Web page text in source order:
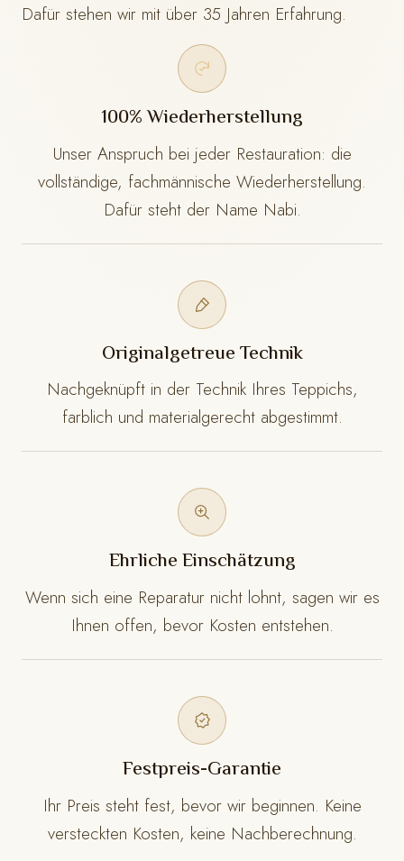
Dafür stehen wir mit über 35 Jahren Erfahrung.
100% Wiederherstellung
Unser Anspruch bei jeder Restauration: die
vollständige, fachmännische Wiederherstellung.
Dafür steht der Name Nabi.
Originalgetreue Technik
Nachgeknüpft in der Technik Ihres Teppichs,
farblich und materialgerecht abgestimmt.
Ehrliche Einschätzung
Wenn sich eine Reparatur nicht lohnt, sagen wir es
Ihnen offen, bevor Kosten entstehen.
Festpreis-Garantie
Ihr Preis steht fest, bevor wir beginnen. Keine
versteckten Kosten, keine Nachberechnung.